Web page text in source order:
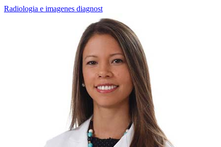
Radiologia e imagenes diagnost